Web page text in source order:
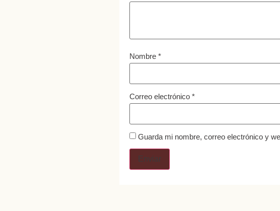
Nombre *
Correo electrónico *
Guarda mi nombre, correo electrónico y